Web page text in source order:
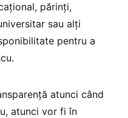
părinți,
sau alți
pentru a
atunci când
atunci vor fi în